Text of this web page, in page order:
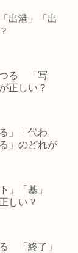
出港」「出
つる 「写
正しい？
」「代わ
」のどれが
」「基」
しい？
「終了」